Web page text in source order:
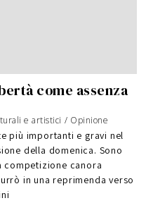
come assenza
e artistici / Opinione
più importanti e gravi nel
della domenica. Sono
competizione canora
in una reprimenda verso